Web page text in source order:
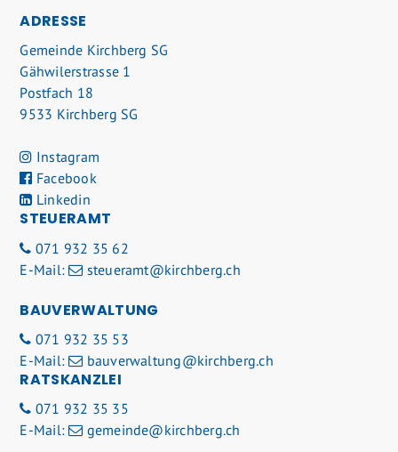
ADRESSE
Gemeinde Kirchberg SG
Gähwilerstrasse 1
Postfach 18
9533 Kirchberg SG
Instagram
Facebook
Linkedin
STEUERAMT
071 932 35 62
E-Mail:
steueramt@kirchberg.ch
BAUVERWALTUNG
071 932 35 53
E-Mail:
bauverwaltung@kirchberg.ch
RATSKANZLEI
071 932 35 35
E-Mail:
gemeinde@kirchberg.ch